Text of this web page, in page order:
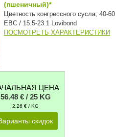
(пшеничный)*
Цветность конгрессного сусла; 40-60
EBC / 15.5-23.1 Lovibond
ПОСМОТРЕТЬ ХАРАКТЕРИСТИКИ
ЦЕНА
56.48 € / 25 KG
2.26 € / KG
скидок